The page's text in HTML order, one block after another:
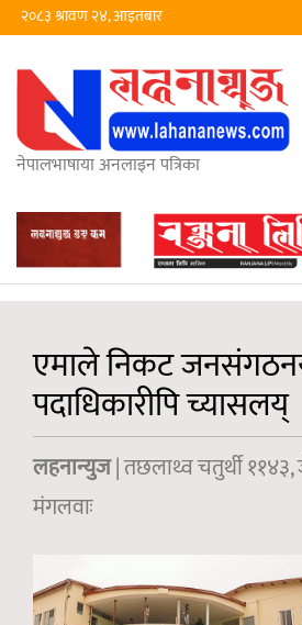
२०८३ श्रावण २४, आइतबार
नेपालभाषाया अनलाइन पत्रिका
एमाले निकट
पदाधिकारीपि च्यासलय्
लहनान्युज| तछलाथ्व चतुर्थी
मंगलवाः